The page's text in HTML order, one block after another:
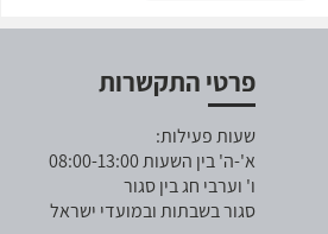
פרטי התקשרות
שעות פעילות:
א'-ה' בין השעות 08:00-13:00
ו' וערבי חג בין סגור
סגור בשבתות ובמועדי ישראל